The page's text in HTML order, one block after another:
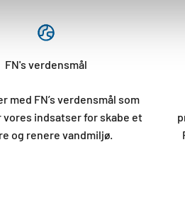
FN's verdensmål
med FN’s verdensmål som
vores indsatser for skabe et
og renere vandmiljø.